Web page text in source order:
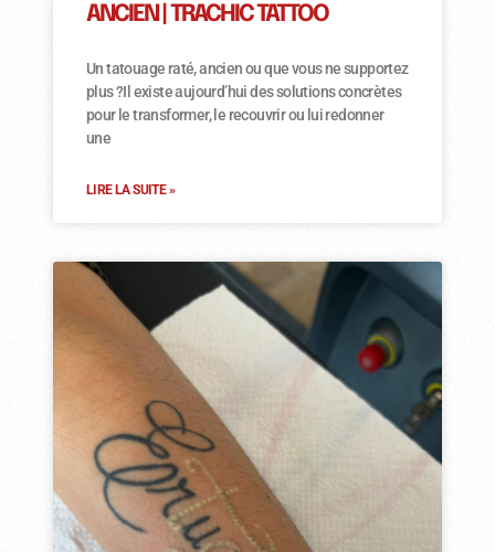
ANCIEN | TRACHIC TATTOO
Un tatouage raté, ancien ou que vous ne supportez
plus ?Il existe aujourd’hui des solutions concrètes
pour le transformer, le recouvrir ou lui redonner
une
LIRE LA SUITE »